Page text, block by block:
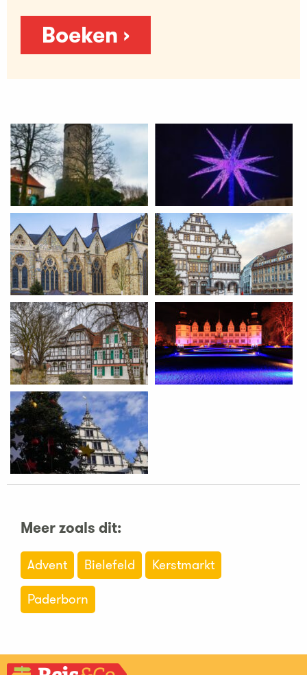
Boeken ›
Meer zoals dit:
Advent Bielefeld
Kerstmarkt
Paderborn